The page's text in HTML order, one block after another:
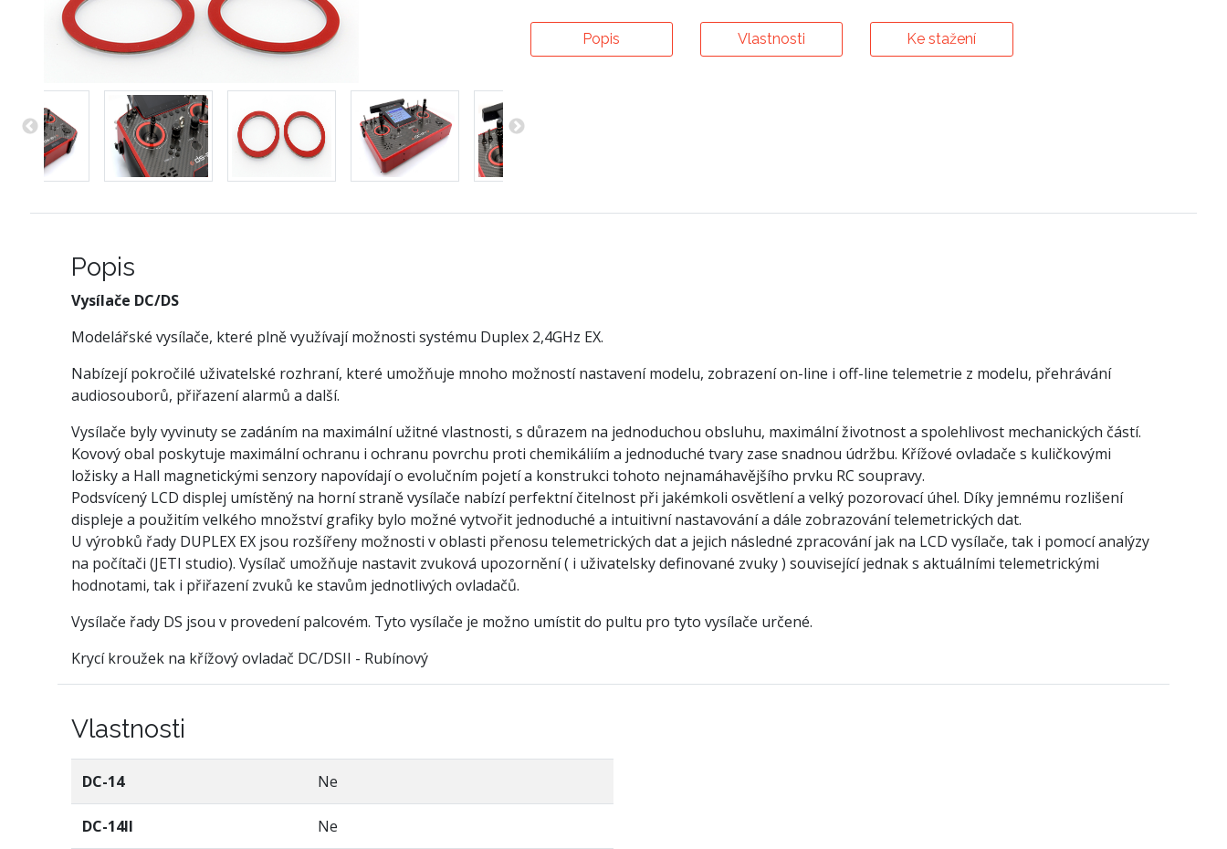
Popis Vlastnosti Ke stažení
Popis
Vysílače DC/DS
Modelářské vysílače, které plně využívají možnosti systému Duplex 2,4GHz EX.
Nabízejí pokročilé uživatelské rozhraní, které umožňuje mnoho možností nastavení modelu, zobrazení on-line i off-line telemetrie z modelu, přehrávání
audiosouborů, přiřazení alarmů a další.
Vysílače byly vyvinuty se zadáním na maximální užitné vlastnosti, s důrazem na jednoduchou obsluhu, maximální životnost a spolehlivost mechanických částí.
Kovový obal poskytuje maximální ochranu i ochranu povrchu proti chemikáliím a jednoduché tvary zase snadnou údržbu. Křížové ovladače s kuličkovými
ložisky a Hall magnetickými senzory napovídají o evolučním pojetí a konstrukci tohoto nejnamáhavějšího prvku RC soupravy.
Podsvícený LCD displej umístěný na horní straně vysílače nabízí perfektní čitelnost při jakémkoli osvětlení a velký pozorovací úhel. Díky jemnému rozlišení
displeje a použitím velkého množství grafiky bylo možné vytvořit jednoduché a intuitivní nastavování a dále zobrazování telemetrických dat.
U výrobků řady DUPLEX EX jsou rozšířeny možnosti v oblasti přenosu telemetrických dat a jejich následné zpracování jak na LCD vysílače, tak i pomocí analýzy
na počítači (JETI studio). Vysílač umožňuje nastavit zvuková upozornění ( i uživatelsky definované zvuky ) související jednak s aktuálními telemetrickými
hodnotami, tak i přiřazení zvuků ke stavům jednotlivých ovladačů.
Vysílače řady DS jsou v provedení palcovém. Tyto vysílače je možno umístit do pultu pro tyto vysílače určené.
Krycí kroužek na křížový ovladač DC/DSII - Rubínový
Vlastnosti
DC-14 Ne
DC-14II Ne